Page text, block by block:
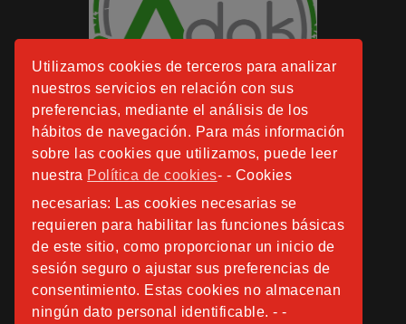
Utilizamos cookies de terceros para analizar
nuestros servicios en relación con sus
preferencias, mediante el análisis de los
hábitos de navegación. Para más información
sobre las cookies que utilizamos, puede leer
nuestra Política de cookies- - Cookies
necesarias: Las cookies necesarias se
requieren para habilitar las funciones básicas
de este sitio, como proporcionar un inicio de
sesión seguro o ajustar sus preferencias de
consentimiento. Estas cookies no almacenan
ningún dato personal identificable. - -